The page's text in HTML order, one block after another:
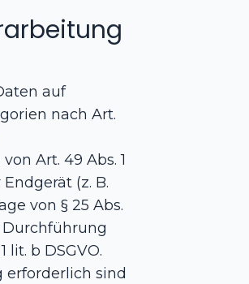
auf
nach Art.
Art. 49 Abs. 1
(z. B.
von § 25 Abs.
Durchführung
b DSGVO.
erforderlich sind